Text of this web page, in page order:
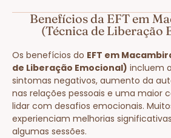
Benefícios da EFT em
(Técnica de Liberação
Os benefícios do EFT em
de Liberação Emocional) incluem
sintomas negativos, aumento da
nas relações pessoais e uma maior
lidar com desafios emocionais.
experienciam melhorias
algumas sessões.